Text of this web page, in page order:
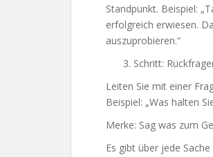
Standpunkt. Beispiel:
erfolgreich erwiesen.
auszuprobieren.“
Schritt:
Leiten Sie mit einer
Beispiel: „Was halten
Merke: Sag was zum
Es gibt über jede